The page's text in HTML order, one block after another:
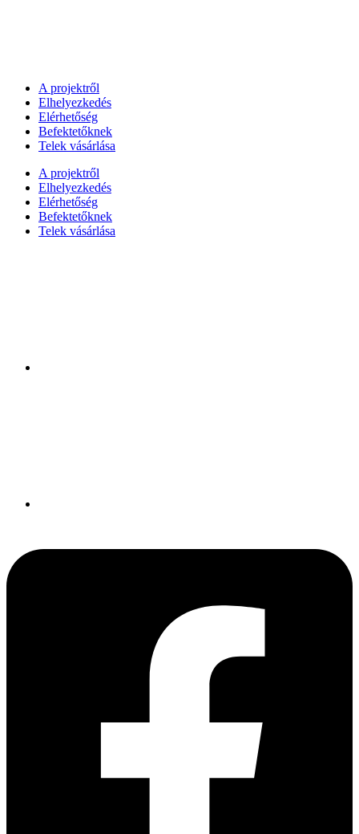
A projektről
Elhelyezkedés
Elérhetőség
Befektetőknek
Telek vásárlása
A projektről
Elhelyezkedés
Elérhetőség
Befektetőknek
Telek vásárlása